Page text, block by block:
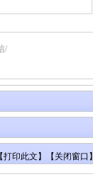
/
打印此文】【关闭窗口